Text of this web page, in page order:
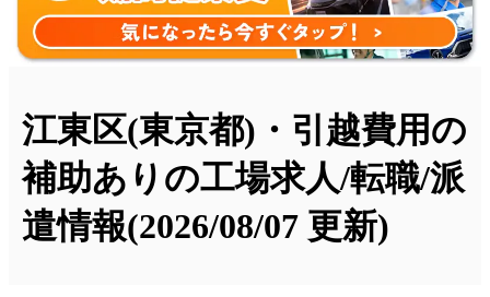
江東区(東京都)・引越費用の
補助ありの工場求人/転職/派
遣情報(2026/08/07 更新)